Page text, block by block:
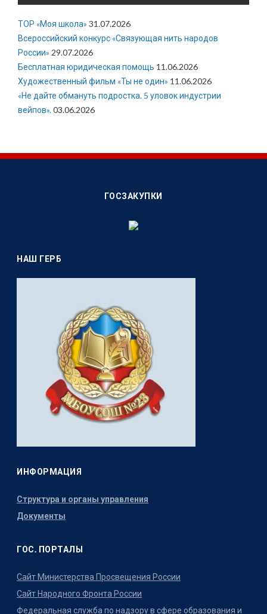
ТОР «Моя школа» 31.07.2026
Всероссийский конкурс «Связующая нить народов
России» 29.07.2026
Бесплатная юридическая помощь 11.06.2026
Художественный фильм «Ты не один» 11.06.2026
«Не дайте обмануть подростка. 5 уловок индустрии
вейпов».03.06.2026
ГОСЗАКУПКИ
НАШ ГЕРБ
ИНФОРМАЦИЯ
Структура и органы управления
Документы
ГОС. ПОРТАЛЫ
Сайт Министерства Просвещения России
Сайт Народного Фронта России
Федеральная служба по надзору в сфере образования и